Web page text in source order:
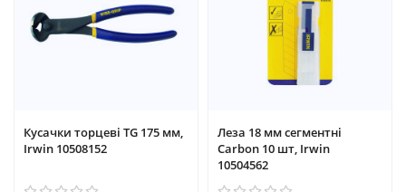
Кусачки торцеві TG 175 мм,
Irwin 10508152
Леза 18 мм сегментні
Carbon 10 шт, Irwin
10504562